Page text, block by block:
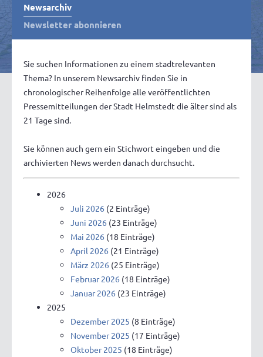
Newsarchiv
Newsletter abonnieren
Sie suchen Informationen zu einem stadtrelevanten
Thema? In unserem Newsarchiv finden Sie in
chronologischer Reihenfolge alle veröffentlichten
Pressemitteilungen der Stadt Helmstedt die älter sind als
21 Tage sind.
Sie können auch gern ein Stichwort eingeben und die
archivierten News werden danach durchsucht.
2026
Juli 2026 (2 Einträge)
Juni 2026 (23 Einträge)
Mai 2026 (18 Einträge)
April 2026 (21 Einträge)
März 2026 (25 Einträge)
Februar 2026 (18 Einträge)
Januar 2026 (23 Einträge)
2025
Dezember 2025 (8 Einträge)
November 2025 (17 Einträge)
Oktober 2025 (18 Einträge)